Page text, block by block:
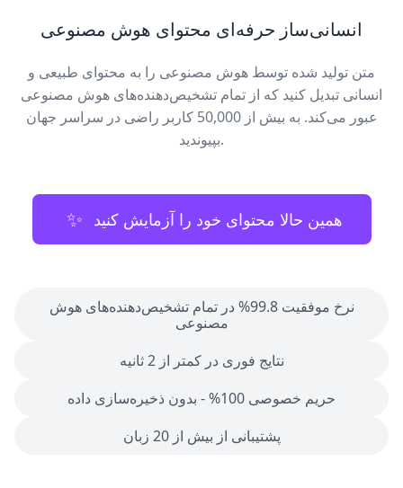
انسانی‌ساز حرفه‌ای محتوای هوش مصنوعی
متن تولید شده توسط هوش مصنوعی را به محتوای طبیعی و
انسانی تبدیل کنید که از تمام تشخیص‌دهنده‌های هوش مصنوعی
عبور می‌کند. به بیش از 50,000 کاربر راضی در سراسر جهان
بپیوندید.
✨ همین حالا محتوای خود را آزمایش کنید
نرخ موفقیت 99.8% در تمام تشخیص‌دهنده‌های هوش
مصنوعی
نتایج فوری در کمتر از 2 ثانیه
حریم خصوصی 100% - بدون ذخیره‌سازی داده
پشتیبانی از بیش از 20 زبان